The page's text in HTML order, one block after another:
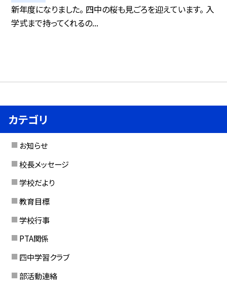
新年度になりました。 四中の桜も見ごろを迎えています。 入
学式まで持ってくれるの...
カテゴリ
お知らせ
校長メッセージ
学校だより
教育目標
学校行事
PTA関係
四中学習クラブ
部活動連絡